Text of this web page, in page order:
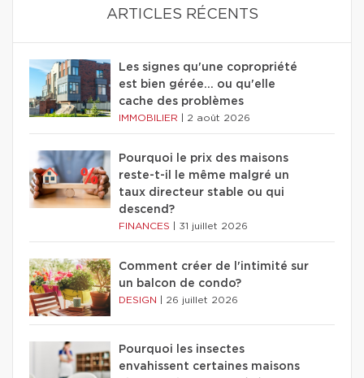
ARTICLES RÉCENTS
Les signes qu'une copropriété
est bien gérée… ou qu'elle
cache des problèmes
IMMOBILIER 2 août 2026
Pourquoi le prix des maisons
reste-t-il le même malgré un
taux directeur stable ou qui
descend?
FINANCES 31 juillet 2026
Comment créer de l'intimité sur
un balcon de condo?
DESIGN 26 juillet 2026
Pourquoi les insectes
envahissent certaines maisons